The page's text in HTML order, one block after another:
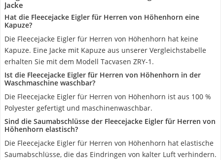
Jacke
Hat die Fleecejacke Eigler für Herren von Höhenhorn eine
Kapuze?
Die Fleecejacke Eigler für Herren von Höhenhorn hat keine
Kapuze. Eine Jacke mit Kapuze aus unserer Vergleichstabelle
erhalten Sie mit dem Modell Tacvasen ZRY-1.
Ist die Fleecejacke Eigler für Herren von Höhenhorn in der
Waschmaschine waschbar?
Die Fleecejacke Eigler für Herren von Höhenhorn ist aus 100 %
Polyester gefertigt und maschinenwaschbar.
Sind die Saumabschlüsse der Fleecejacke Eigler für Herren von
Höhenhorn elastisch?
Die Fleecejacke Eigler für Herren von Höhenhorn hat elastische
Saumabschlüsse, die das Eindringen von kalter Luft verhindern.